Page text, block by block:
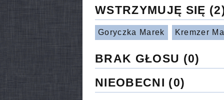
WSTRZYMUJĘ SIĘ
Goryczka Marek Kremzer
BRAK GŁOSU (0)
NIEOBECNI (0)